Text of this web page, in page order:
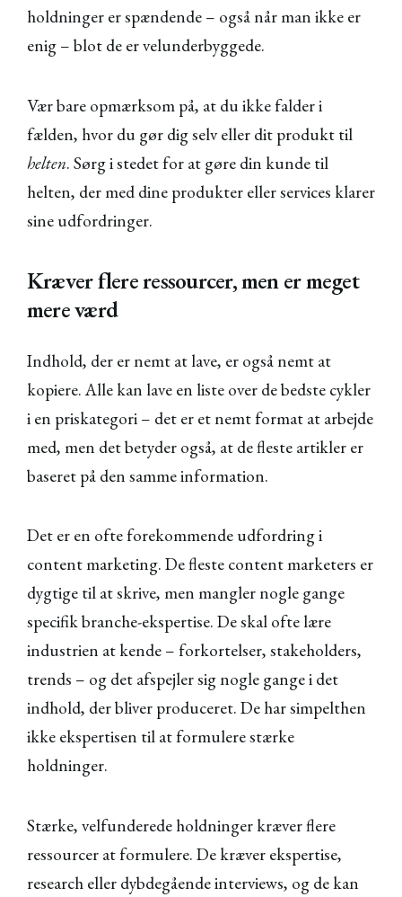
holdninger er spændende – også når man ikke er
enig – blot de er velunderbyggede.
Vær bare opmærksom på, at du ikke falder i
fælden, hvor du gør dig selv eller dit produkt til
helten. Sørg i stedet for at gøre din kunde til
helten, der med dine produkter eller services klarer
sine udfordringer.
Kræver flere ressourcer, men er meget
mere værd
Indhold, der er nemt at lave, er også nemt at
kopiere. Alle kan lave en liste over de bedste cykler
i en priskategori – det er et nemt format at arbejde
med, men det betyder også, at de fleste artikler er
baseret på den samme information.
Det er en ofte forekommende udfordring i
content marketing. De fleste content marketers er
dygtige til at skrive, men mangler nogle gange
specifik branche-ekspertise. De skal ofte lære
industrien at kende – forkortelser, stakeholders,
trends – og det afspejler sig nogle gange i det
indhold, der bliver produceret. De har simpelthen
ikke ekspertisen til at formulere stærke
holdninger.
Stærke, velfunderede holdninger kræver flere
ressourcer at formulere. De kræver ekspertise,
research eller dybdegående interviews, og de kan